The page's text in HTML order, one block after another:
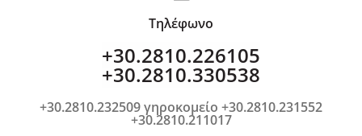
Τηλέφωνο
+30.2810.226105
+30.2810.330538
+30.2810.232509 γηροκομείο +30.2810.231552
+30.2810.211017